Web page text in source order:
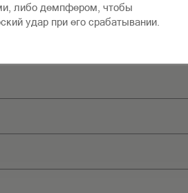
либо демпфером, чтобы
удар при его срабатывании.